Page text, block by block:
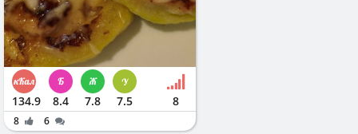
134.9 8.4 7.8 7.5 8
8 6